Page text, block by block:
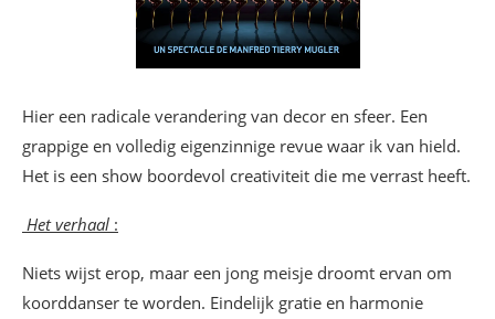
Hier een radicale verandering van decor en sfeer. Een
grappige en volledig eigenzinnige revue waar ik van hield.
Het is een show boordevol creativiteit die me verrast heeft.
Het verhaal :
Niets wijst erop, maar een jong meisje droomt ervan om
koorddanser te worden. Eindelijk gratie en harmonie